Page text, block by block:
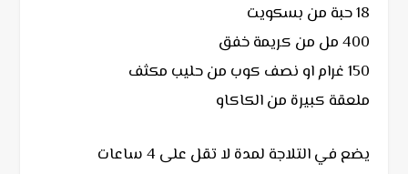
18 حبة من بسكويت
400 مل من كريمة خفق
150 غرام او نصف كوب من حليب مكثف
ملعقة كبيرة من الكاكاو
يضع في التلاجة لمدة لا تقل على 4 ساعات